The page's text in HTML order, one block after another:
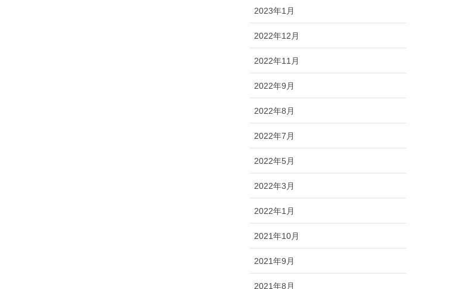
2023年1月
2022年12月
2022年11月
2022年9月
2022年8月
2022年7月
2022年5月
2022年3月
2022年1月
2021年10月
2021年9月
2021年8月